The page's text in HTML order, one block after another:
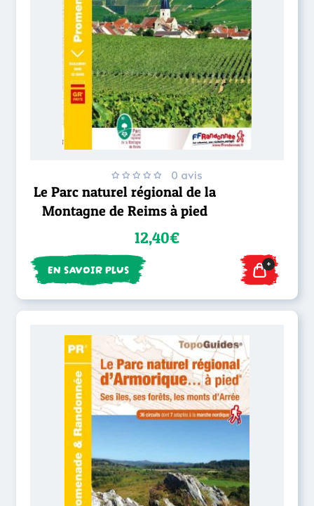
0 avis
Le Parc naturel régional de la
Montagne de Reims à pied
12,40€
EN SAVOIR PLUS +